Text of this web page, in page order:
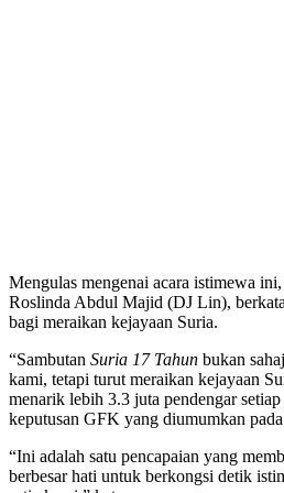
Mengulas mengenai acara istimewa
Roslinda Abdul Majid (DJ Lin),
bagi meraikan kejayaan Suria.
“Sambutan Suria 17 Tahun bukan
kami, tetapi turut meraikan kejayaan
menarik lebih 3.3 juta pendengar
keputusan GFK yang diumumkan
“Ini adalah satu pencapaian yang
berbesar hati untuk berkongsi detik